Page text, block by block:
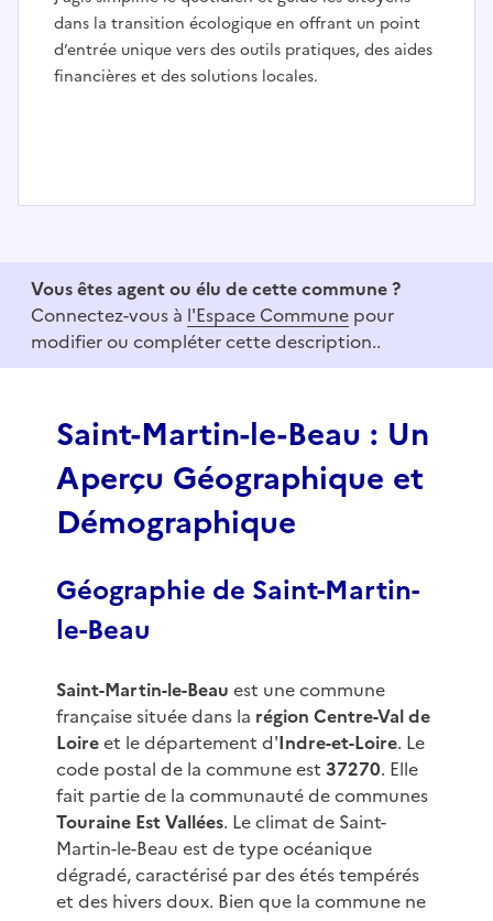
dans la transition écologique en offrant un point
d’entrée unique vers des outils pratiques, des aides
financières et des solutions locales.
f
Vous êtes agent ou élu de cette commune ?
Connectez-vous à l'Espace Commune pour
modifier ou compléter cette description..
Saint-Martin-le-Beau : Un
Aperçu Géographique et
Démographique
Géographie de Saint-Martin-
le-Beau
Saint-Martin-le-Beau est une commune
française située dans la région Centre-Val de
Loireet le département d'Indre-et-Loire. Le
code postal de la commune est 37270. Elle
fait partie de la communauté de communes
Touraine Est Vallées. Le climat de Saint-
Martin-le-Beau est de type océanique
dégradé, caractérisé par des étés tempérés
et des hivers doux. Bien que la commune ne